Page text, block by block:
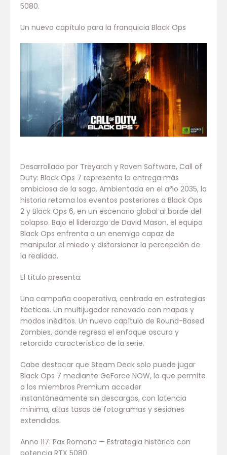
5080.
Un nuevo capítulo para la franquicia Black Ops
Desarrollado por Treyarch y Raven Software, Call of
Duty: Black Ops 7 representa la entrega más
ambiciosa de la saga. Ambientada en el año 2035, la
historia retoma los eventos posteriores a Black Ops
2 y Black Ops 6, en un escenario global al borde del
colapso. Bajo el liderazgo de David Mason, el equipo
Black Ops enfrenta a un enemigo capaz de
manipular el miedo y distorsionar la percepción de
la realidad.
El título presenta:
Una campaña cooperativa, centrada en estrategias
tácticas. Un multijugador renovado con mapas y
modos inéditos. Un nuevo capítulo de Round-Based
Zombies, donde regresa el enfoque oscuro y
retorcido característico de la serie.
Cabe destacar que Steam Deck solo puede jugar
Black Ops 7 mediante GeForce NOW, lo que permite
a los miembros Premium acceder
instantáneamente sin descargas, con latencia
mínima, altas tasas de fotogramas y sesiones
extendidas.
Anno 117: Pax Romana — Estrategia histórica con
potencia RTX 5080